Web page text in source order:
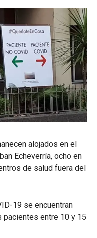
alojados en el
Echeverría, ocho en
de salud fuera del
19 se encuentran
pacientes entre 10 y 15